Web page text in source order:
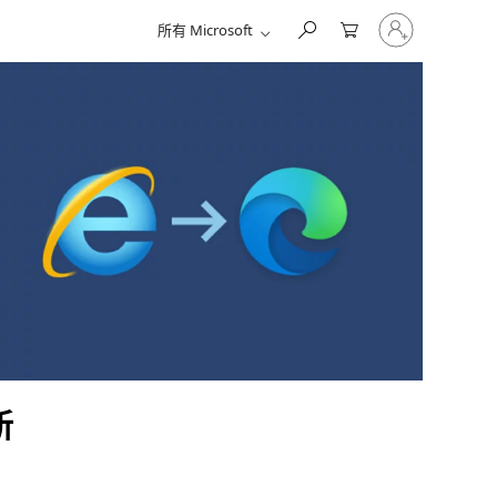
所有 Microsoft
请
登